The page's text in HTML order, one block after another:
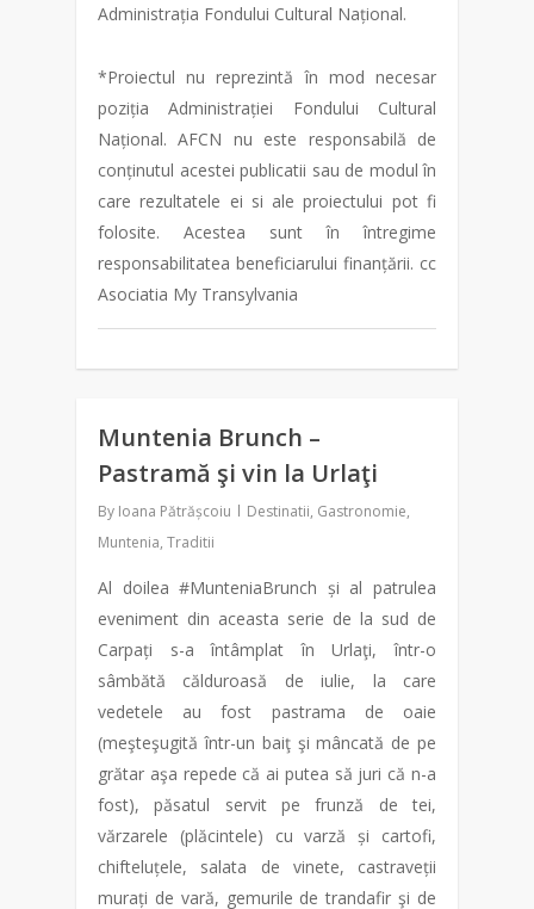
Administrația Fondului Cultural Național.
*Proiectul nu reprezintă în mod necesar
poziția Administrației Fondului Cultural
Național. AFCN nu este responsabilă de
conținutul acestei publicatii sau de modul în
care rezultatele ei si ale proiectului pot fi
folosite. Acestea sunt în întregime
responsabilitatea beneficiarului finanțării. cc
Asociatia My Transylvania
Muntenia Brunch –
Pastramă şi vin la Urlaţi
By Ioana Pătrășcoiu Destinatii, Gastronomie,
Muntenia, Traditii
Al doilea #MunteniaBrunch și al patrulea
eveniment din aceasta serie de la sud de
Carpați s-a întâmplat în Urlaţi, într-o
sâmbătă călduroasă de iulie, la care
vedetele au fost pastrama de oaie
(meşteşugită într-un baiţ şi mâncată de pe
grătar aşa repede că ai putea să juri că n-a
fost), păsatul servit pe frunză de tei,
vărzarele (plăcintele) cu varză și cartofi,
chifteluțele, salata de vinete, castraveții
murați de vară, gemurile de trandafir şi de
0